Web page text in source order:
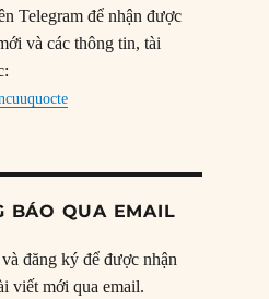
Telegram để nhận được
và các thông tin, tài
BÁO QUA EMAIL
đăng ký để được nhận
viết mới qua email.